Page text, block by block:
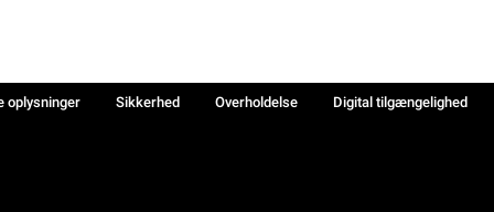
oplysninger Sikkerhed Overholdelse
Digital tilgængelighed